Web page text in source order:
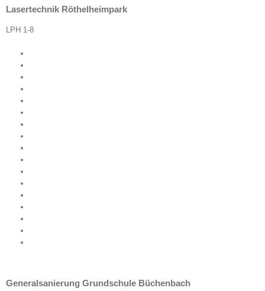
Lasertechnik Röthelheimpark
LPH 1-8
Generalsanierung Grundschule Büchenbach